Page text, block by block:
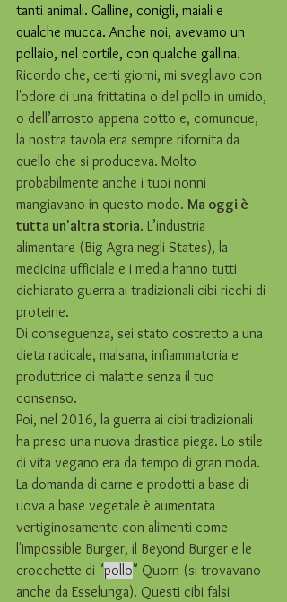
tanti animali. Galline, conigli, maiali e
qualche mucca. Anche noi, avevamo un
pollaio, nel cortile, con qualche gallina.
Ricordo che, certi giorni, mi svegliavo con
l'odore di una frittatina o del pollo in umido,
o dell’arrosto appena cotto e, comunque,
la nostra tavola era sempre rifornita da
quello che si produceva. Molto
probabilmente anche i tuoi nonni
mangiavano in questo modo. Ma oggi è
tutta un'altra storia. L’industria
alimentare (Big Agra negli States), la
medicina ufficiale e i media hanno tutti
dichiarato guerra ai tradizionali cibi ricchi di
proteine.
Di conseguenza, sei stato costretto a una
dieta radicale, malsana, infiammatoria e
produttrice di malattie senza il tuo
consenso.
Poi, nel 2016, la guerra ai cibi tradizionali
ha preso una nuova drastica piega. Lo stile
di vita vegano era da tempo di gran moda.
La domanda di carne e prodotti a base di
uova a base vegetale è aumentata
vertiginosamente con alimenti come
l'Impossible Burger, il Beyond Burger e le
crocchette di "pollo" Quorn (si trovavano
anche da Esselunga). Questi cibi falsi